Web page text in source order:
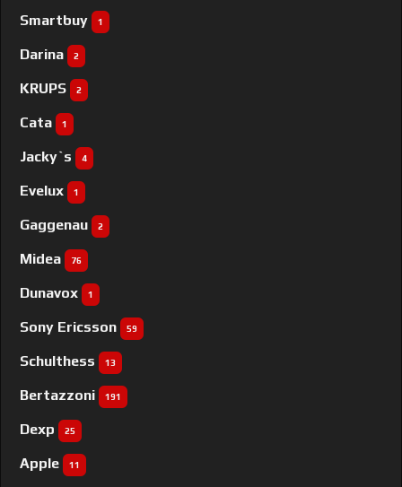
Smartbuy 1
Darina 2
KRUPS 2
Cata 1
Jacky`s 4
Evelux 1
Gaggenau 2
Midea 76
Dunavox 1
Sony Ericsson 59
Schulthess 13
Bertazzoni 191
Dexp 25
Apple 11